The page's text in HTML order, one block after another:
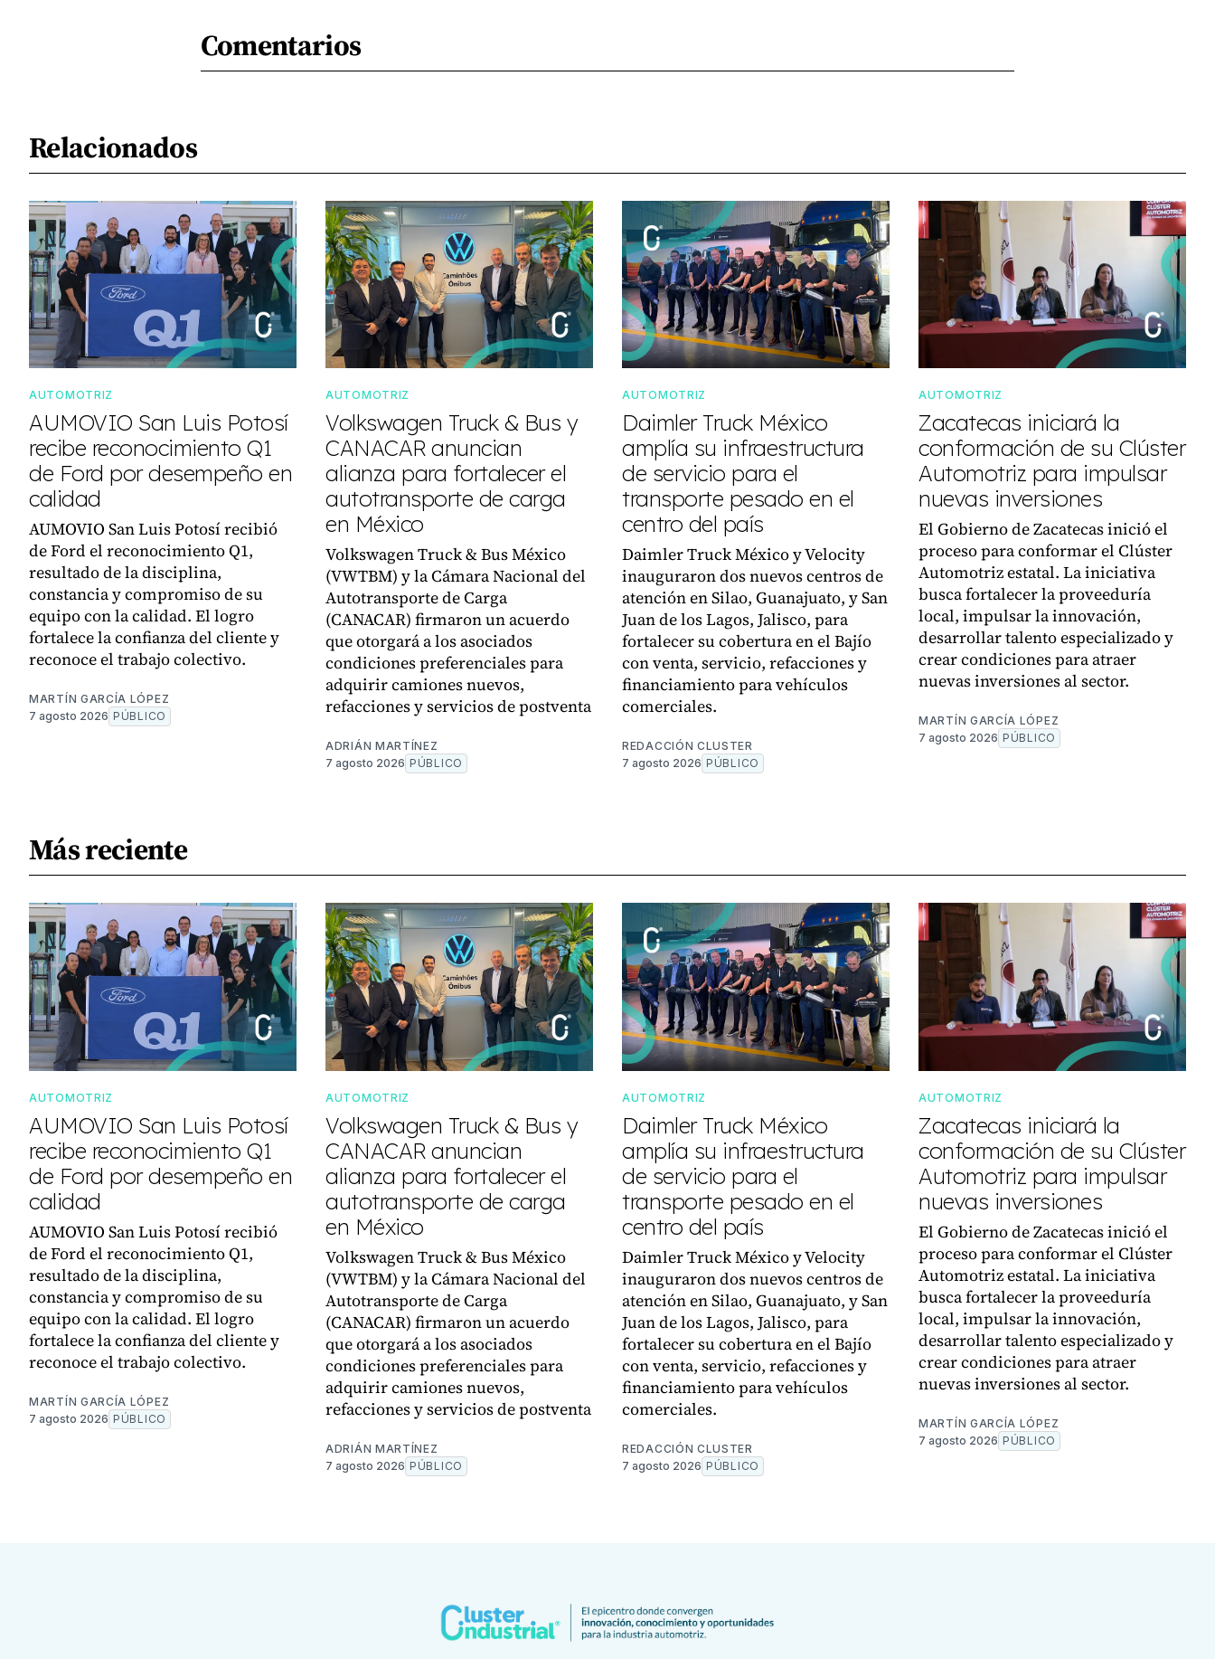
Comentarios
Relacionados
AUTOMOTRIZ
AUMOVIO San Luis Potosí
recibe reconocimiento Q1
de Ford por desempeño en
calidad
AUMOVIO San Luis Potosí recibió
de Ford el reconocimiento Q1,
resultado de la disciplina,
constancia y compromiso de su
equipo con la calidad. El logro
fortalece la confianza del cliente y
reconoce el trabajo colectivo.
MARTÍN GARCÍA LÓPEZ
7 agosto 2026 PÚBLICO
AUTOMOTRIZ
Volkswagen Truck & Bus y
CANACAR anuncian
alianza para fortalecer el
autotransporte de carga
en México
Volkswagen Truck & Bus México
(VWTBM) y la Cámara Nacional del
Autotransporte de Carga
(CANACAR) firmaron un acuerdo
que otorgará a los asociados
condiciones preferenciales para
adquirir camiones nuevos,
refacciones y servicios de postventa
ADRIÁN MARTÍNEZ
7 agosto 2026 PÚBLICO
AUTOMOTRIZ
Daimler Truck México
amplía su infraestructura
de servicio para el
transporte pesado en el
centro del país
Daimler Truck México y Velocity
inauguraron dos nuevos centros de
atención en Silao, Guanajuato, y San
Juan de los Lagos, Jalisco, para
fortalecer su cobertura en el Bajío
con venta, servicio, refacciones y
financiamiento para vehículos
comerciales.
REDACCIÓN CLUSTER
7 agosto 2026 PÚBLICO
AUTOMOTRIZ
Zacatecas iniciará la
conformación de su Clúster
Automotriz para impulsar
nuevas inversiones
El Gobierno de Zacatecas inició el
proceso para conformar el Clúster
Automotriz estatal. La iniciativa
busca fortalecer la proveeduría
local, impulsar la innovación,
desarrollar talento especializado y
crear condiciones para atraer
nuevas inversiones al sector.
MARTÍN GARCÍA LÓPEZ
7 agosto 2026 PÚBLICO
Más reciente
AUTOMOTRIZ
AUMOVIO San Luis Potosí
recibe reconocimiento Q1
de Ford por desempeño en
calidad
AUMOVIO San Luis Potosí recibió
de Ford el reconocimiento Q1,
resultado de la disciplina,
constancia y compromiso de su
equipo con la calidad. El logro
fortalece la confianza del cliente y
reconoce el trabajo colectivo.
MARTÍN GARCÍA LÓPEZ
7 agosto 2026 PÚBLICO
AUTOMOTRIZ
Volkswagen Truck & Bus y
CANACAR anuncian
alianza para fortalecer el
autotransporte de carga
en México
Volkswagen Truck & Bus México
(VWTBM) y la Cámara Nacional del
Autotransporte de Carga
(CANACAR) firmaron un acuerdo
que otorgará a los asociados
condiciones preferenciales para
adquirir camiones nuevos,
refacciones y servicios de postventa
ADRIÁN MARTÍNEZ
7 agosto 2026 PÚBLICO
AUTOMOTRIZ
Daimler Truck México
amplía su infraestructura
de servicio para el
transporte pesado en el
centro del país
Daimler Truck México y Velocity
inauguraron dos nuevos centros de
atención en Silao, Guanajuato, y San
Juan de los Lagos, Jalisco, para
fortalecer su cobertura en el Bajío
con venta, servicio, refacciones y
financiamiento para vehículos
comerciales.
REDACCIÓN CLUSTER
7 agosto 2026 PÚBLICO
AUTOMOTRIZ
Zacatecas iniciará la
conformación de su Clúster
Automotriz para impulsar
nuevas inversiones
El Gobierno de Zacatecas inició el
proceso para conformar el Clúster
Automotriz estatal. La iniciativa
busca fortalecer la proveeduría
local, impulsar la innovación,
desarrollar talento especializado y
crear condiciones para atraer
nuevas inversiones al sector.
MARTÍN GARCÍA LÓPEZ
7 agosto 2026 PÚBLICO